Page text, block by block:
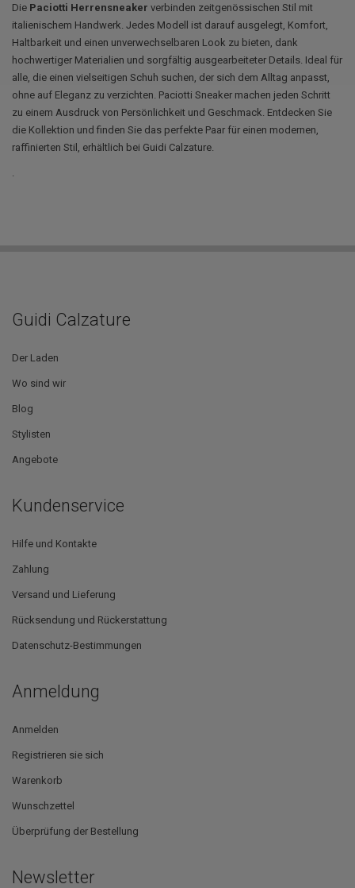
Die Paciotti Herrensneaker verbinden zeitgenössischen Stil mit
italienischem Handwerk. Jedes Modell ist darauf ausgelegt, Komfort,
Haltbarkeit und einen unverwechselbaren Look zu bieten, dank
hochwertiger Materialien und sorgfältig ausgearbeiteter Details. Ideal für
alle, die einen vielseitigen Schuh suchen, der sich dem Alltag anpasst,
ohne auf Eleganz zu verzichten. Paciotti Sneaker machen jeden Schritt
zu einem Ausdruck von Persönlichkeit und Geschmack. Entdecken Sie
die Kollektion und finden Sie das perfekte Paar für einen modernen,
raffinierten Stil, erhältlich bei Guidi Calzature.
Guidi Calzature
Der Laden
Wo sind wir
Blog
Stylisten
Angebote
Kundenservice
Hilfe und Kontakte
Zahlung
Versand und Lieferung
Rücksendung und Rückerstattung
Datenschutz-Bestimmungen
Anmeldung
Anmelden
Registrieren sie sich
Warenkorb
Wunschzettel
Überprüfung der Bestellung
Newsletter